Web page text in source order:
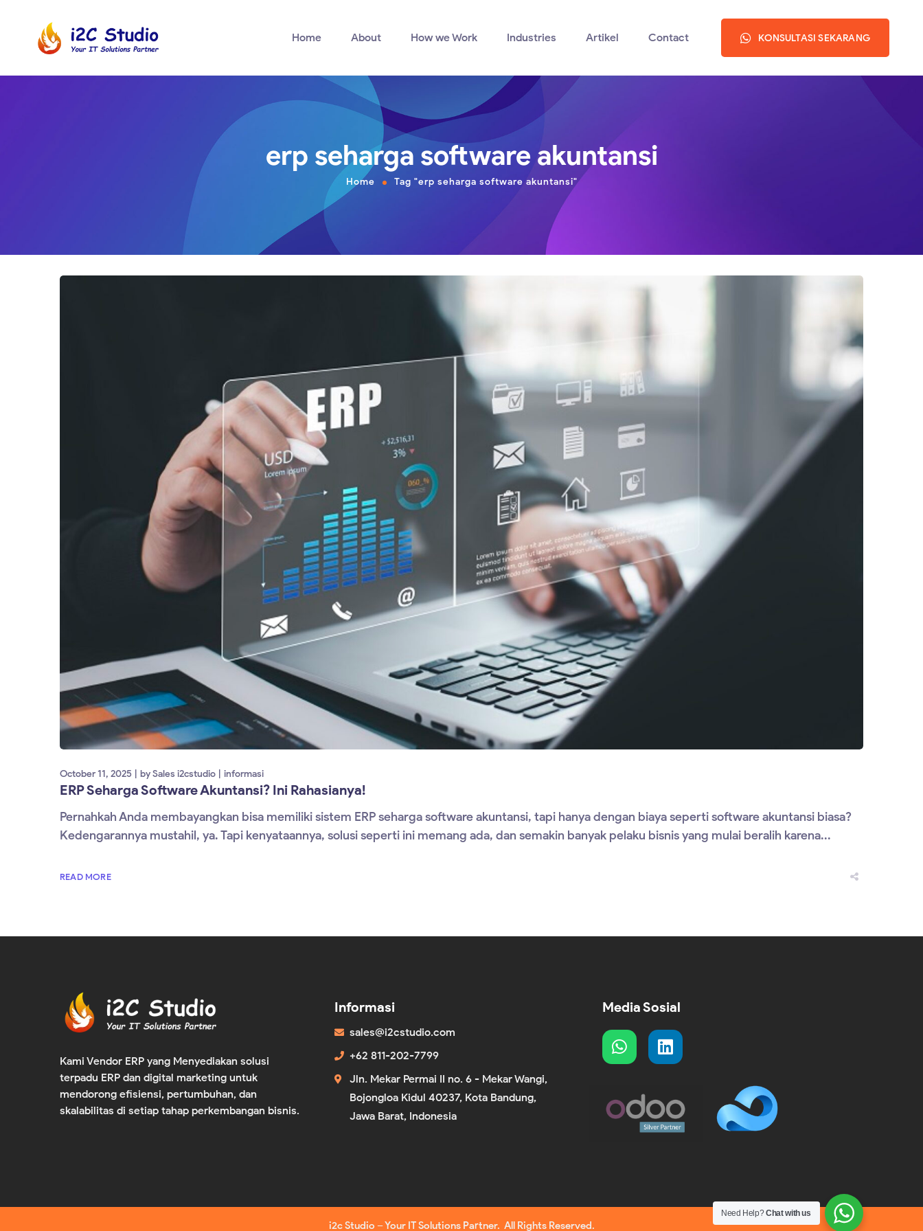
Home About How we Work Industries Artikel Contact KONSULTASI SEKARANG
erp seharga software akuntansi
Home Tag "erp seharga software akuntansi"
October 11, 2025 bySales i2cstudio informasi
ERP Seharga Software Akuntansi? Ini Rahasianya!
Pernahkah Anda membayangkan bisa memiliki sistem ERP seharga software akuntansi, tapi hanya dengan biaya seperti software akuntansi biasa?
Kedengarannya mustahil, ya. Tapi kenyataannya, solusi seperti ini memang ada, dan semakin banyak pelaku bisnis yang mulai beralih karena...
READ MORE
Kami Vendor ERP yang Menyediakan solusi
terpadu ERP dan digital marketing untuk
mendorong efisiensi, pertumbuhan, dan
skalabilitas di setiap tahap perkembangan bisnis.
Informasi
sales@i2cstudio.com
+62 811-202-7799
Jln. Mekar Permai II no. 6 - Mekar Wangi,
Bojongloa Kidul 40237, Kota Bandung,
Jawa Barat, Indonesia
Media Sosial
i2c Studio – Your IT Solutions Partner. All Rights Reserved.
Need Help?Chat with us